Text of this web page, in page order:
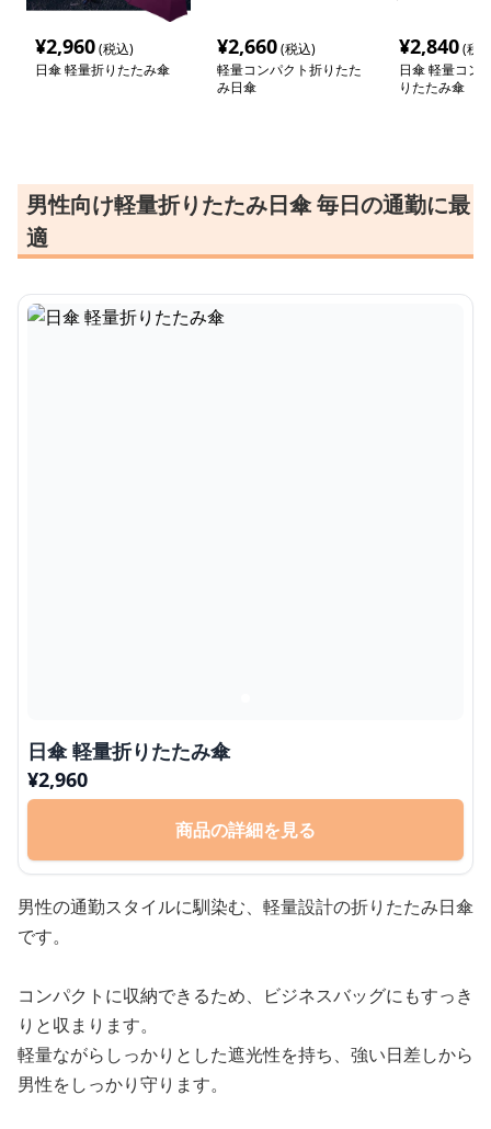
¥2,960(税込)
日傘 軽量折りたたみ傘
¥2,660(税込)
軽量コンパクト折りたた
み日傘
¥2,840(税
日傘 軽量コン
りたたみ傘
男性向け軽量折りたたみ日傘 毎日の通勤に最
適
日傘 軽量折りたたみ傘
¥2,960
商品の詳細を見る
男性の通勤スタイルに馴染む、軽量設計の折りたたみ日傘
です。
コンパクトに収納できるため、ビジネスバッグにもすっき
りと収まります。
軽量ながらしっかりとした遮光性を持ち、強い日差しから
男性をしっかり守ります。